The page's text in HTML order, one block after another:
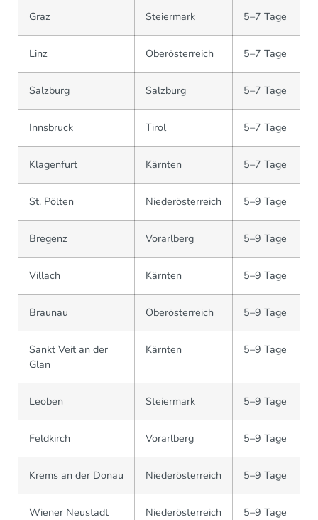
Graz Steiermark 5–7 Tage
Linz Oberösterreich 5–7 Tage
Salzburg Salzburg 5–7 Tage
Innsbruck Tirol 5–7 Tage
Klagenfurt Kärnten 5–7 Tage
St. Pölten Niederösterreich 5–9 Tage
Bregenz Vorarlberg 5–9 Tage
Villach Kärnten 5–9 Tage
Braunau Oberösterreich 5–9 Tage
Sankt Veit an der
Glan
Kärnten 5–9 Tage
Leoben Steiermark 5–9 Tage
Feldkirch Vorarlberg 5–9 Tage
Krems an der Donau Niederösterreich 5–9 Tage
Wiener Neustadt Niederösterreich 5–9 Tage